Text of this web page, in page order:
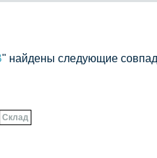
" найдены следующие
Склад